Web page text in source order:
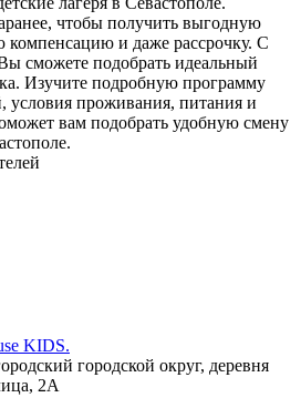
чтобы получить выгодную
компенсацию и даже рассрочку. С
сможете подобрать идеальный
Изучите подробную программу
условия проживания, питания и
вам подобрать удобную смену
KIDS.
городской округ, деревня
2А